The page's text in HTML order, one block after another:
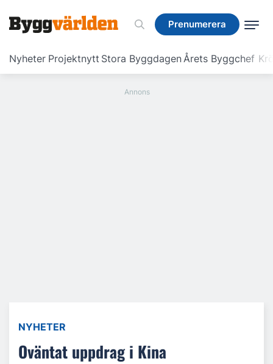
Prenumerera
Nyheter Projektnytt Stora ByggdagenÅrets Byggchef
Prenumerera
NYHETER
Oväntat uppdrag i Kina